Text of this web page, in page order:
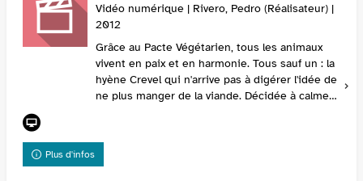
Vidéo numérique | Rivero, Pedro (Réalisateur) |
2012
Grâce au Pacte Végétarien, tous les animaux
vivent en paix et en harmonie. Tous sauf un : la
hyène Crevel qui n'arrive pas à digérer l'idée de
ne plus manger de la viande. Décidée à calmer
Plus d'infos